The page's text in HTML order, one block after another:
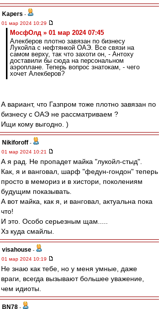
Kapers -
01 мар 2024 10:29
МосфОлд » 01 мар 2024 07:45
Алекберов плотно завязан по бизнесу
Лукойла с нефтянкой ОАЭ. Все связи на
самом верху, так что захоти он, - Антоху
доставили бы сюда на персональном
аэроплане. Теперь вопрос знатокам, - чего
хочет Алекберов?
А вариант, что Газпром тоже плотно завязан по
бизнесу с ОАЭ не рассматриваем ?
Ищи кому выгодно. )
Nikiforoff -
01 мар 2024 10:21
А я рад. Не пропадет майка "лукойл-стыд".
Как, я и ванговал, шарф "федун-гондон" теперь
просто в мемориз и в хистори, поколениям
будущим показывать.
А вот майка, как я, и ванговал, актуальна пока
что!
И это. Особо серьезным щам.....
Хз куда смайлы.
visahouse -
01 мар 2024 10:19
Не знаю как тебе, но у меня умные, даже
враги, всегда вызывают большее уважение,
чем идиоты.
BN78 -